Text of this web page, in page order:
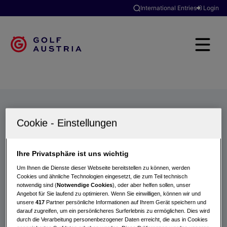
International Entries Login
Turniere
Ihre Privatsphäre ist uns wichtig
Um Ihnen die Dienste dieser Webseite bereitstellen zu können, werden
Cookies und ähnliche Technologien eingesetzt, die zum Teil technisch
notwendig sind (Notwendige Cookies), oder aber helfen sollen, unser
Angebot für Sie laufend zu optimieren. Wenn Sie einwilligen, können wir und
unsere417 Partner persönliche Informationen auf Ihrem Gerät speichern und
darauf zugreifen, um ein persönlicheres Surferlebnis zu ermöglichen. Dies wird
durch die Verarbeitung personenbezogener Daten erreicht, die aus in Cookies